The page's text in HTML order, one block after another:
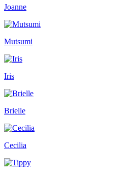
Joanne
Mutsumi
Iris
Brielle
Cecilia